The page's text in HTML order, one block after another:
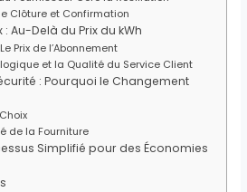
Clôture et Confirmation
Au-Delà du Prix du kWh
Prix de l’Abonnement
et la Qualité du Service Client
: Pourquoi le Changement
de la Fourniture
Simplifié pour des Économies